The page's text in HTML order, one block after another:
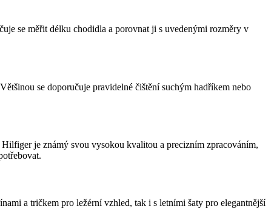
se měřit délku chodidla a porovnat ji s uvedenými rozměry v
se doporučuje pravidelné čištění suchým hadříkem nebo
je známý svou vysokou kvalitou a precizním zpracováním,
a tričkem pro ležérní vzhled, tak i s letními šaty pro elegantnější